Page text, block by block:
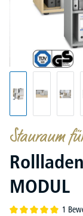
Stauraum
MODUL
1